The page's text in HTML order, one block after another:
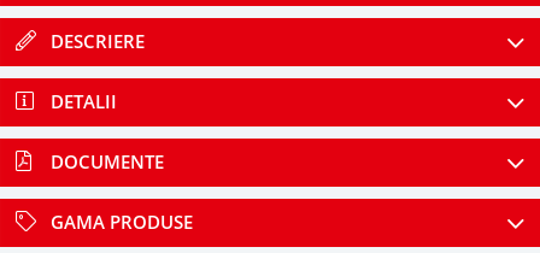
DESCRIERE
DETALII
DOCUMENTE
GAMA PRODUSE